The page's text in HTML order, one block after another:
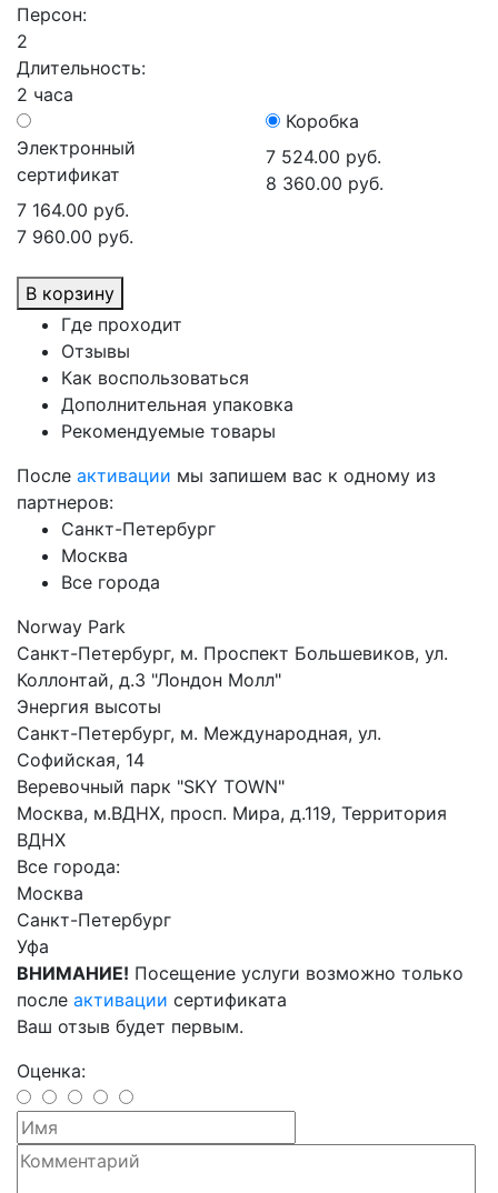
Персон:
2
Длительность:
2 часа
Электронный
сертификат
7 164.00 руб.
7 960.00 руб.
Коробка
7 524.00 руб.
8 360.00 руб.
В корзину
Где проходит
Отзывы
Как воспользоваться
Дополнительная упаковка
Рекомендуемые товары
После активации мы запишем вас к одному из
партнеров:
Санкт-Петербург
Москва
Все города
Norway Park
Санкт-Петербург, м. Проспект Большевиков, ул.
Коллонтай, д.3 "Лондон Молл"
Энергия высоты
Санкт-Петербург, м. Международная, ул.
Софийская, 14
Веревочный парк "SKY TOWN"
Москва, м.ВДНХ, просп. Мира, д.119, Территория
ВДНХ
Все города:
Москва
Санкт-Петербург
Уфа
ВНИМАНИЕ! Посещение услуги возможно только
после активации сертификата
Ваш отзыв будет первым.
Оценка: